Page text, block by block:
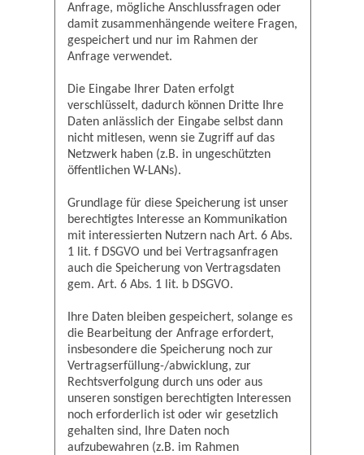
Anfrage, mögliche Anschlussfragen oder
damit zusammenhängende weitere Fragen,
gespeichert und nur im Rahmen der
Anfrage verwendet.
Die Eingabe Ihrer Daten erfolgt
verschlüsselt, dadurch können Dritte Ihre
Daten anlässlich der Eingabe selbst dann
nicht mitlesen, wenn sie Zugriff auf das
Netzwerk haben (z.B. in ungeschützten
öffentlichen W-LANs).
Grundlage für diese Speicherung ist unser
berechtigtes Interesse an Kommunikation
mit interessierten Nutzern nach Art. 6 Abs.
1 lit. f DSGVO und bei Vertragsanfragen
auch die Speicherung von Vertragsdaten
gem. Art. 6 Abs. 1 lit. b DSGVO.
Ihre Daten bleiben gespeichert, solange es
die Bearbeitung der Anfrage erfordert,
insbesondere die Speicherung noch zur
Vertragserfüllung-/abwicklung, zur
Rechtsverfolgung durch uns oder aus
unseren sonstigen berechtigten Interessen
noch erforderlich ist oder wir gesetzlich
gehalten sind, Ihre Daten noch
aufzubewahren (z.B. im Rahmen